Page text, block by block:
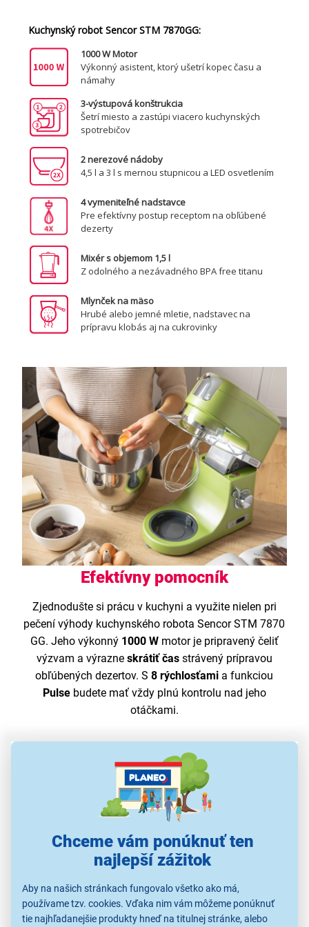
Chceme vám ponúknuť ten
najlepší zážitok
Aby na našich stránkach fungovalo všetko ako má,
používame tzv. cookies. Vďaka nim vám môžeme ponúknuť
tie najhľadanejšie produkty hneď na titulnej stránke, alebo
Kuchynský robot Sencor STM 7870GG:
1000 W Motor
Výkonný asistent, ktorý ušetrí kopec času a
námahy
3-výstupová konštrukcia
Šetrí miesto a zastúpi viacero kuchynských
spotrebičov
2 nerezové nádoby
4,5 l a 3 l s mernou stupnicou a LED osvetlením
4 vymeniteľné nadstavce
Pre efektívny postup receptom na obľúbené
dezerty
Mixér s objemom 1,5 l
Z odolného a nezávadného BPA free titanu
Mlynček na mäso
Hrubé alebo jemné mletie, nadstavec na
prípravu klobás aj na cukrovinky
Efektívny pomocník
Zjednodušte si prácu v kuchyni a využite nielen pri
pečení výhody kuchynského robota Sencor STM 7870
GG. Jeho výkonný1000 Wmotor je pripravený čeliť
výzvam a výrazne skrátiť časstrávený prípravou
obľúbených dezertov. S 8 rýchlosťami a funkciou
Pulse budete mať vždy plnú kontrolu nad jeho
otáčkami.